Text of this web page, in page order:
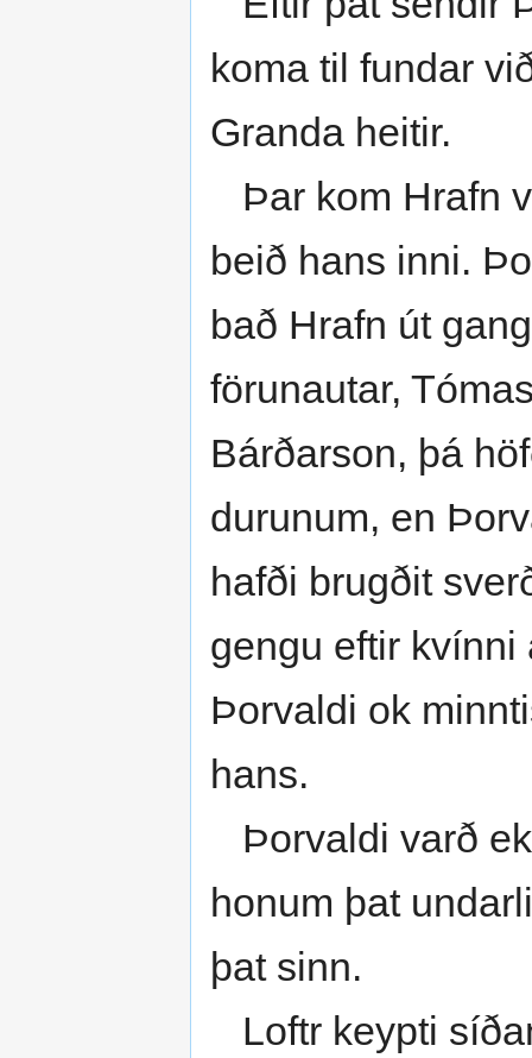
koma til fundar
Granda heitir.
Þar kom Hrafn
beið hans inni.
bað Hrafn út
förunautar,
Bárðarson, þá
durunum, en
hafði brugðit
gengu eftir
Þorvaldi ok
hans.
Þorvaldi varð
honum þat
þat sinn.
Loftr keypti